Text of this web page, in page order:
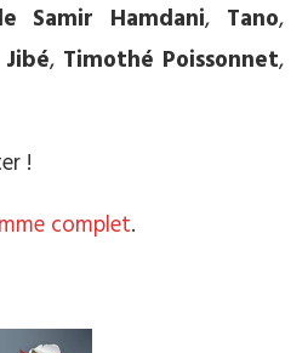
Samir Hamdani, Tano,
Jibé, Timothé Poissonnet,
!
complet.